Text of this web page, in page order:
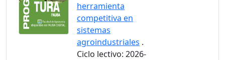
herramienta
competitiva en
sistemas
agroindustriales .
Ciclo lectivo: 2026-